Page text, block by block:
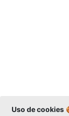
Uso de cookies